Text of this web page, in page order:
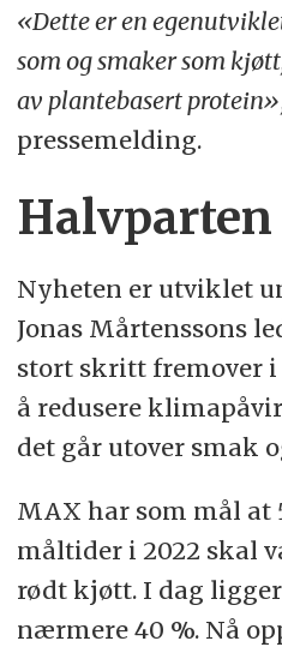
«Dette er en
som og smaker som
av plantebasert
pressemelding.
Nyheten er utviklet
Jonas Mårtenssons
stort skritt fremover
å redusere
det går utover smak
MAX har som mål at
måltider i 2022 skal
rødt kjøtt. I dag
nærmere 40 %. Nå